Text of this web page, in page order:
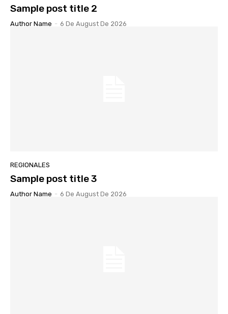
Sample post title 2
Author Name - 6 De August De 2026
REGIONALES
Sample post title 3
Author Name - 6 De August De 2026